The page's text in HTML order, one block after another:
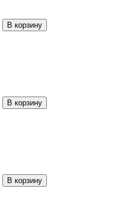
В корзину
В корзину
В корзину